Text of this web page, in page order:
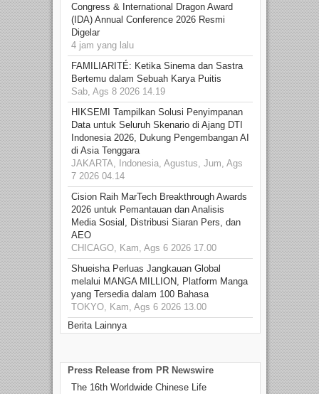
Congress & International Dragon Award
(IDA) Annual Conference 2026 Resmi
Digelar
4 jam yang lalu
FAMILIARITÉ: Ketika Sinema dan Sastra
Bertemu dalam Sebuah Karya Puitis
Sab, Ags 8 2026 14.19
HIKSEMI Tampilkan Solusi Penyimpanan
Data untuk Seluruh Skenario di Ajang DTI
Indonesia 2026, Dukung Pengembangan AI
di Asia Tenggara
JAKARTA, Indonesia, Agustus, Jum, Ags
7 2026 04.14
Cision Raih MarTech Breakthrough Awards
2026 untuk Pemantauan dan Analisis
Media Sosial, Distribusi Siaran Pers, dan
AEO
CHICAGO, Kam, Ags 6 2026 17.00
Shueisha Perluas Jangkauan Global
melalui MANGA MILLION, Platform Manga
yang Tersedia dalam 100 Bahasa
TOKYO, Kam, Ags 6 2026 13.00
Berita Lainnya
Press Release from PR Newswire
The 16th Worldwide Chinese Life